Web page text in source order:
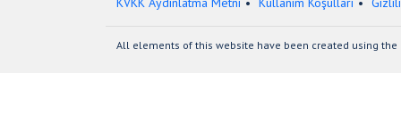
All elements of this website have been created using the